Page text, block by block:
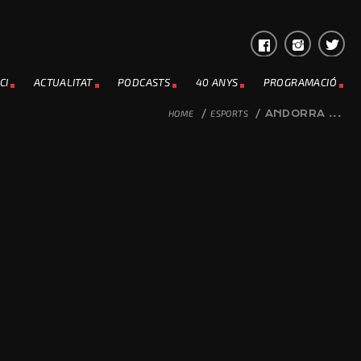
ACTUALITAT PODCASTS 40 ANYS PROGRAMACIÓ
HOME / ESPORTS / ANDORRA ...